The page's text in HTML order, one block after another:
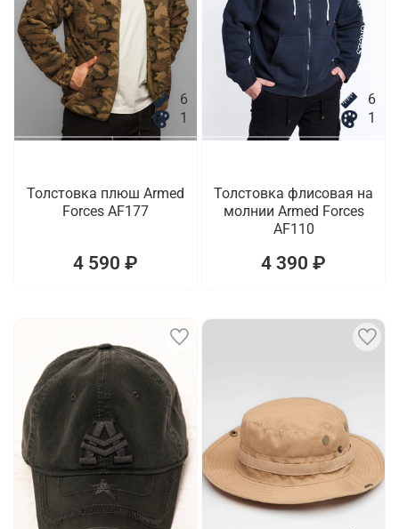
6
1
Толстовка плюш Armed
Forces AF177
4 590 ₽
6
1
Толстовка флисовая на
молнии Armed Forces
AF110
4 390 ₽